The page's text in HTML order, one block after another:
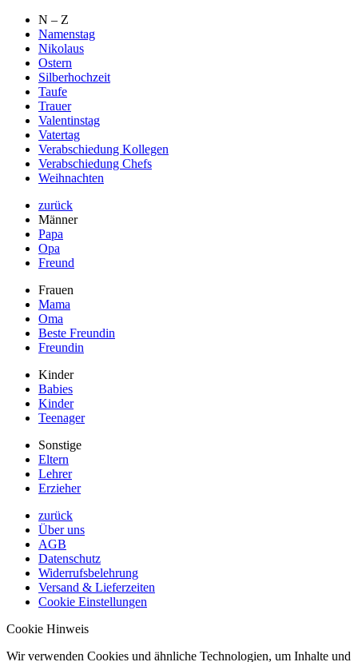
N – Z
Namenstag
Nikolaus
Ostern
Silberhochzeit
Taufe
Trauer
Valentinstag
Vatertag
Verabschiedung Kollegen
Verabschiedung Chefs
Weihnachten
zurück
Männer
Papa
Opa
Freund
Frauen
Mama
Oma
Beste Freundin
Freundin
Kinder
Babies
Kinder
Teenager
Sonstige
Eltern
Lehrer
Erzieher
zurück
Über uns
AGB
Datenschutz
Widerrufsbelehrung
Versand & Lieferzeiten
Cookie Einstellungen
Cookie Hinweis
Wir verwenden Cookies und ähnliche Technologien, um Inhalte und